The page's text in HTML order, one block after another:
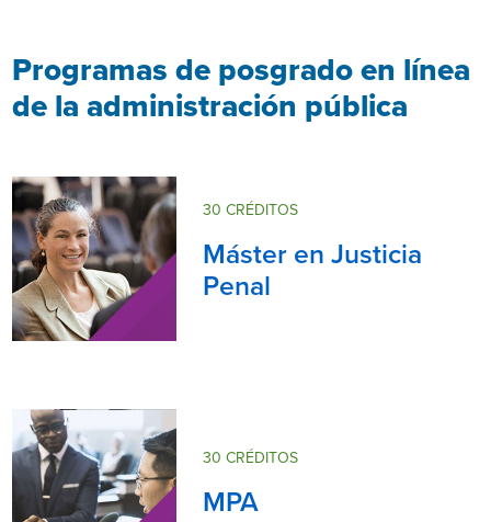
Programas de posgrado en línea
de la administración pública
30 CRÉDITOS
Máster en Justicia
Penal
30 CRÉDITOS
MPA